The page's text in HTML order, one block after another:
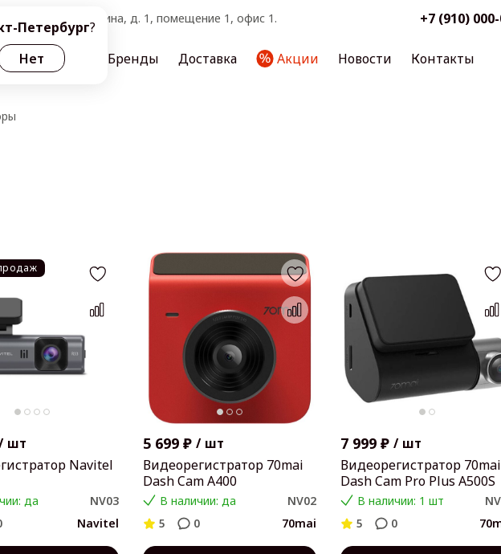
Петербург?
Нет
Петербург, ул. Ленина, д. 1, помещение 1, офис 1. +7 (910)
нас Услуги Бренды Доставка Акции Новости Контакты
шт
Navitel
да
NV03
Navitel
5 699 ₽ / шт
Видеорегистратор 70mai
Dash Cam A400
В наличии: да
NV02
5
0 70mai
7 999 ₽ / шт
Видеорегистратор 70mai
Dash Cam Pro Plus A500S
В наличии: 1 шт
5
0